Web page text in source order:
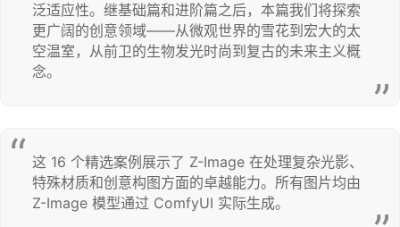
泛适应性。继基础篇和进阶篇之后，本篇我们将探索
更广阔的创意领域——从微观世界的雪花到宏大的太
空温室，从前卫的生物发光时尚到复古的未来主义概
念。
这 16 个精选案例展示了 Z-Image 在处理复杂光影、
特殊材质和创意构图方面的卓越能力。所有图片均由
Z-Image 模型通过 ComfyUI 实际生成。